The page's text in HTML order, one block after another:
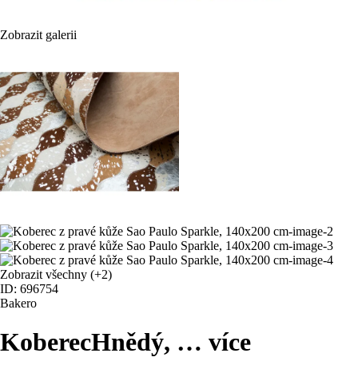
Zobrazit galerii
Zobrazit všechny (+2)
ID: 696754
Bakero
KoberecHnědý, … více